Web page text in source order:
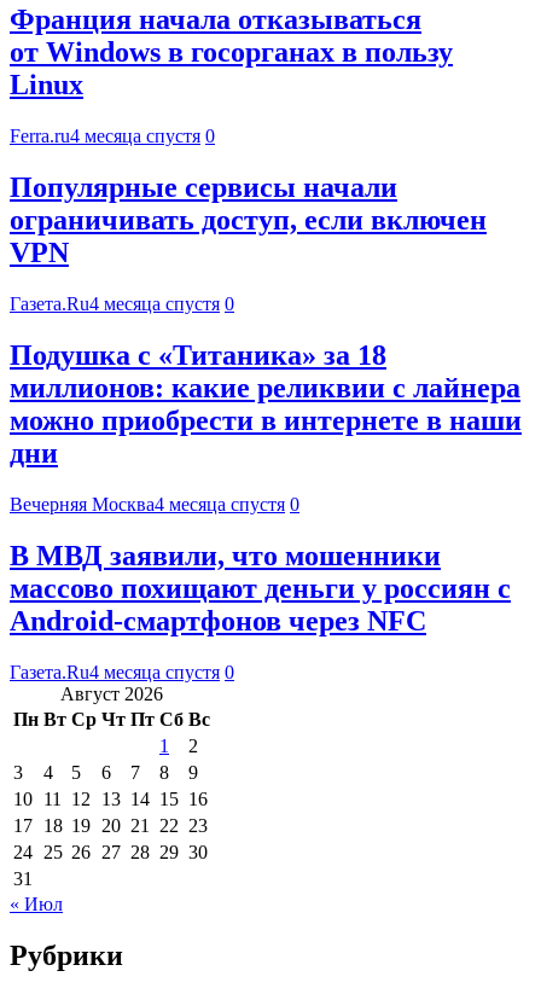
Франция начала отказываться
от Windows в госорганах в пользу
Linux
Ferra.ru4 месяца спустя 0
Популярные сервисы начали
ограничивать доступ, если включен
VPN
Газета.Ru4 месяца спустя 0
Подушка с «Титаника» за 18
миллионов: какие реликвии с лайнера
можно приобрести в интернете в наши
дни
Вечерняя Москва4 месяца спустя 0
В МВД заявили, что мошенники
массово похищают деньги у россиян с
Android-смартфонов через NFC
Газета.Ru4 месяца спустя 0
Август 2026
Пн Вт Ср Чт Пт Сб Вс
1
2
3
4 5 6 7 8
9
10 11 12 13 14 15 16
17 18 19 20 21 22 23
24 25 26 27 28 29 30
31
« Июл
Рубрики